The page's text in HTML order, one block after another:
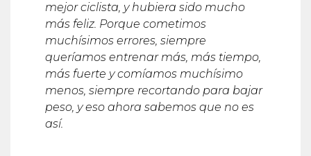
mejor ciclista, y hubiera sido mucho
más feliz. Porque cometimos
muchísimos errores, siempre
queríamos entrenar más, más tiempo,
más fuerte y comíamos muchísimo
menos, siempre recortando para bajar
peso, y eso ahora sabemos que no es
así.